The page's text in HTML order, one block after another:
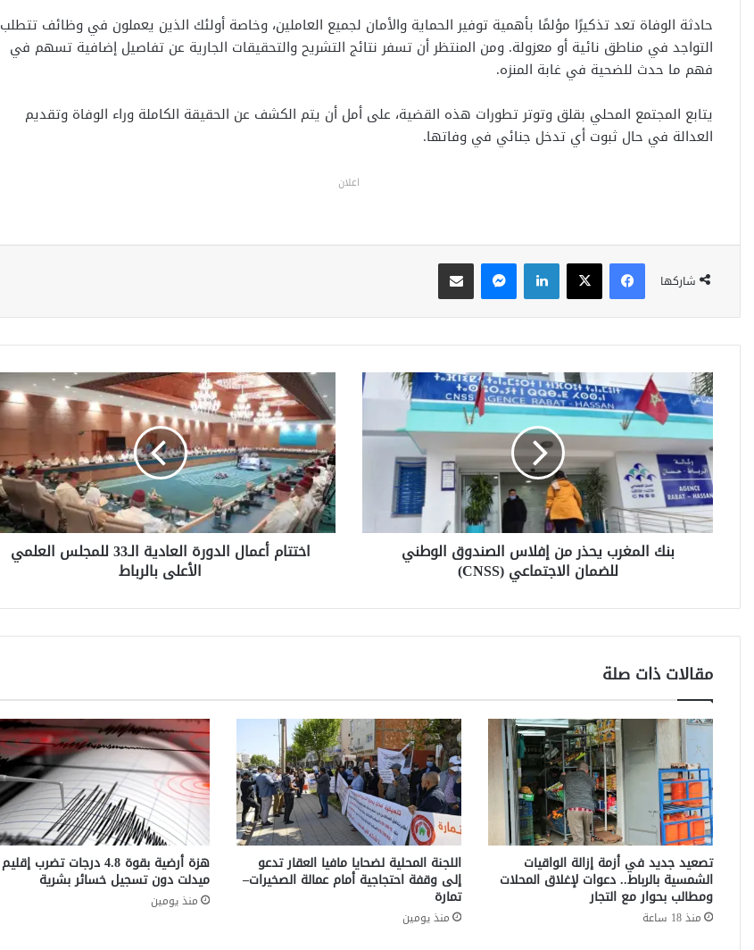
حادثة الوفاة تعد تذكيرًا مؤلمًا بأهمية توفير الحماية والأمان لجميع العاملين، وخاصة أولئك الذين يعملون في وظائف تتطلب
التواجد في مناطق نائية أو معزولة. ومن المنتظر أن تسفر نتائج التشريح والتحقيقات الجارية عن تفاصيل إضافية تسهم في
فهم ما حدث للضحية في غابة المنزه.
يتابع المجتمع المحلي بقلق وتوتر تطورات هذه القضية، على أمل أن يتم الكشف عن الحقيقة الكاملة وراء الوفاة وتقديم
العدالة في حال ثبوت أي تدخل جنائي في وفاتها.
اعلان
شاركها
فيسبوك ‫X لينكدإن
ب
ن
ك
ا
ل
م
غ
ر
ب
ر
ن
ف
ل
ا
ل
ص
ن
د
و
ق
ا
ل
و
بنك المغرب يحذر من إفلاس الصندوق الوطني
للضمان الاجتماعي (CNSS)
ت
ت
ا
م
أ
ع
م
ل
و
ا
ل
ع
ا
د
ي
ة
ل
ـ
3
اختتام أعمال الدورة العادية الـ33 للمجلس العلمي
الأعلى بالرباط
مقالات ذات صلة
تصعيد جديد في أزمة إزالة الواقيات
الشمسية بالرباط.. دعوات لإغلاق المحلات
ومطالب بحوار مع التجار
منذ 18 ساعة
اللجنة المحلية لضحايا مافيا العقار تدعو
إلى وقفة احتجاجية أمام عمالة الصخيرات–
تمارة
منذ يومين
هزة أرضية بقوة 4.8 درجات تضرب إقليم
ميدلت دون تسجيل خسائر بشرية
منذ يومين